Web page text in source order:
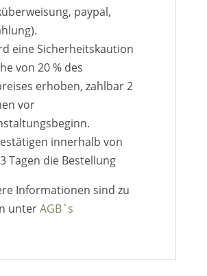
paypal,
eine Sicherheitskaution
von 20 % des
erhoben, zahlbar 2
vor
innerhalb von
Tagen die Bestellung
Informationen sind zu
unterAGB`s